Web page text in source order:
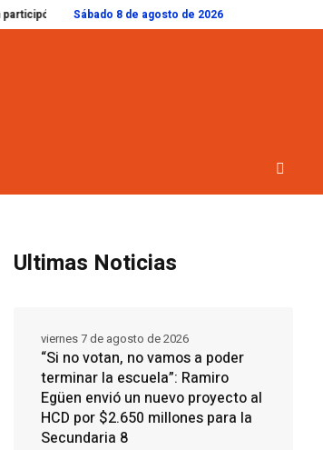
de Intendentes e hizo hincapié en la integración
Sábado 8 de agosto de 2026
Ultimas Noticias
“Si no votan, no vamos a poder
terminar la escuela”: Ramiro
Egüen envió un nuevo proyecto al
HCD por $2.650 millones para la
Secundaria 8
viernes 7 de agosto de 2026